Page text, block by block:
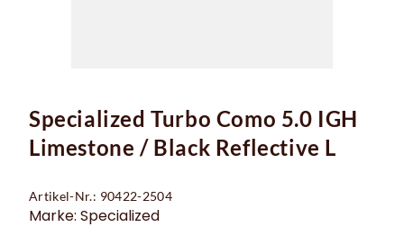
Specialized Turbo Como 5.0 IGH
Limestone / Black Reflective L
Artikel-Nr.: 90422-2504
Marke: Specialized